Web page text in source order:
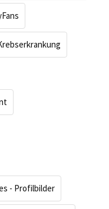
- Profilbilder